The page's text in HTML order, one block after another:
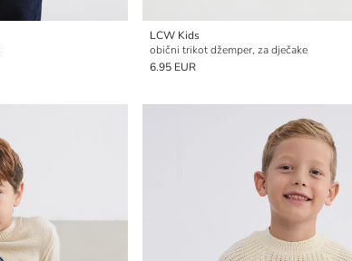
LCW Kids
obični trikot džemper, za dječake
6.95 EUR